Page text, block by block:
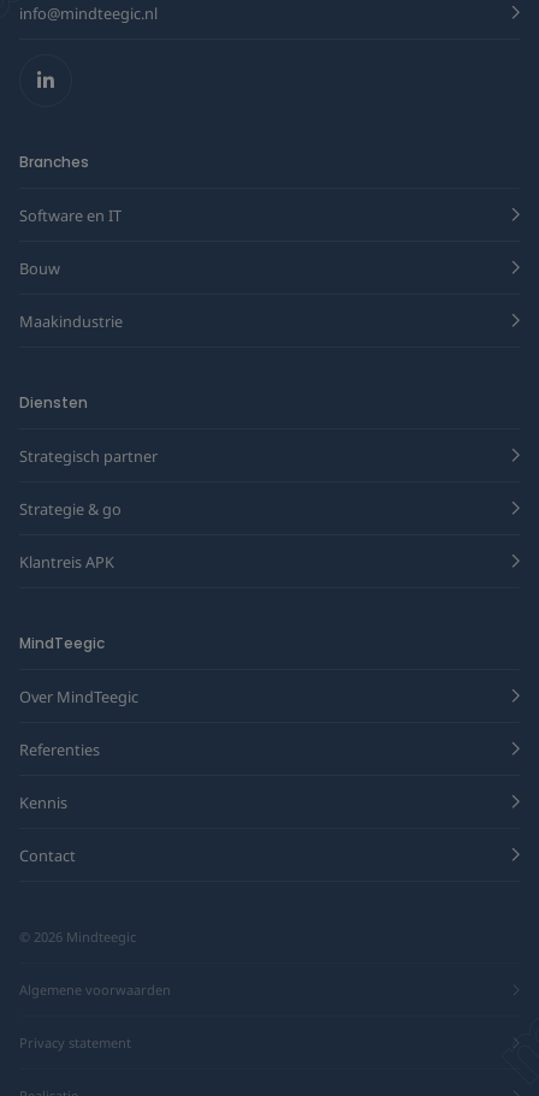
info@mindteegic.nl
LinkedIn
Branches
Software en IT
Bouw
Maakindustrie
Diensten
Strategisch partner
Strategie & go
Klantreis APK
MindTeegic
Over MindTeegic
Referenties
Kennis
Contact
© 2026 Mindteegic
Algemene voorwaarden
Privacy statement